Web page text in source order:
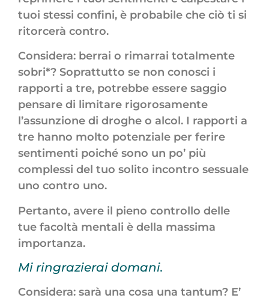
tuoi stessi confini, è probabile che ciò ti si
ritorcerà contro.
Considera: berrai o rimarrai totalmente
sobri*? Soprattutto se non conosci i
rapporti a tre, potrebbe essere saggio
pensare di limitare rigorosamente
l’assunzione di droghe o alcol. I rapporti a
tre hanno molto potenziale per ferire
sentimenti poiché sono un po’ più
complessi del tuo solito incontro sessuale
uno contro uno.
Pertanto, avere il pieno controllo delle
tue facoltà mentali è della massima
importanza.
Mi ringrazierai domani.
Considera: sarà una cosa una tantum? E’